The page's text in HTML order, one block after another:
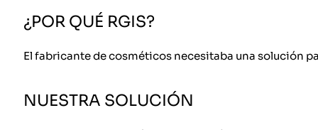
¿POR QUÉ RGIS?
El fabricante de cosméticos necesitaba una solución
NUESTRA SOLUCIÓN